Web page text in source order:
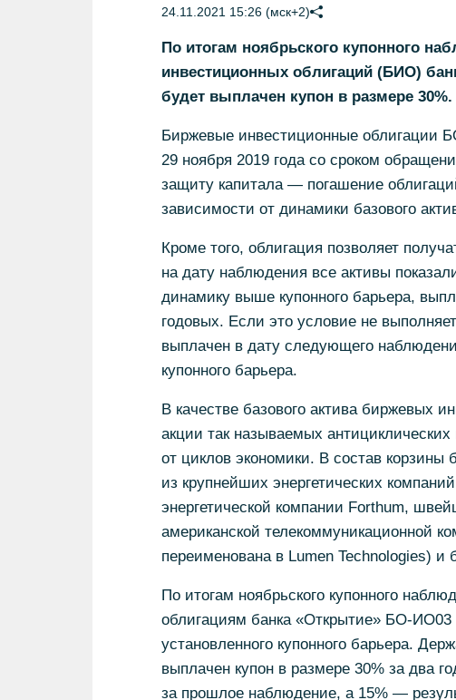
24.11.2021 15:26 (мск+2)
По итогам ноябрьского купонного
инвестиционных облигаций (БИО)
будет выплачен купон в размере 30%.
Биржевые инвестиционные облигации
29 ноября 2019 года со сроком
защиту капитала — погашение
зависимости от динамики базового
Кроме того, облигация позволяет
на дату наблюдения все активы
динамику выше купонного барьера,
годовых. Если это условие не
выплачен в дату следующего
купонного барьера.
В качестве базового актива биржевых
акции так называемых
от циклов экономики. В состав
из крупнейших энергетических
энергетической компании Forthum,
американской телекоммуникационной
переименована в Lumen Technologies) и
По итогам ноябрьского купонного
облигациям банка «Открытие» БО-
установленного купонного барьера.
выплачен купон в размере 30% за два
за прошлое наблюдение, а 15% —